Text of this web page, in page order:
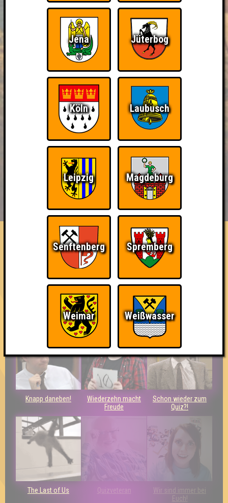
HIGHSCORE RESERVIERUNG
FAQ ÜBER UNS
Älter und auch nicht klüger
Errungenschaften
Kleiner Hinweis: bei uns sind Teams, die in einem Stechen
verlieren, trotzdem auf dem 1. Platz - den haben sie sich
schließlich verdient! Entsprechend gibt es für diese auch
Errungenschaften für den 1. Platz.
Knapp daneben!
Wiederzehn macht
Freude
Schon wieder zum
Quiz?!
The Last of Us Quizveteran
Wir sind immer bei
Euch!
Jena Jüterbog
Köln Laubusch
Leipzig Magdeburg
Senftenberg Spremberg
Weimar Weißwasser